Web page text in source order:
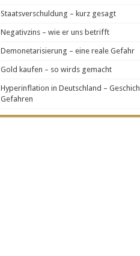
Staatsverschuldung – kurz gesagt
Negativzins – wie er uns betrifft
Demonetarisierung – eine reale Gefahr
Gold kaufen – so wirds gemacht
Hyperinflation in Deutschland –
Gefahren